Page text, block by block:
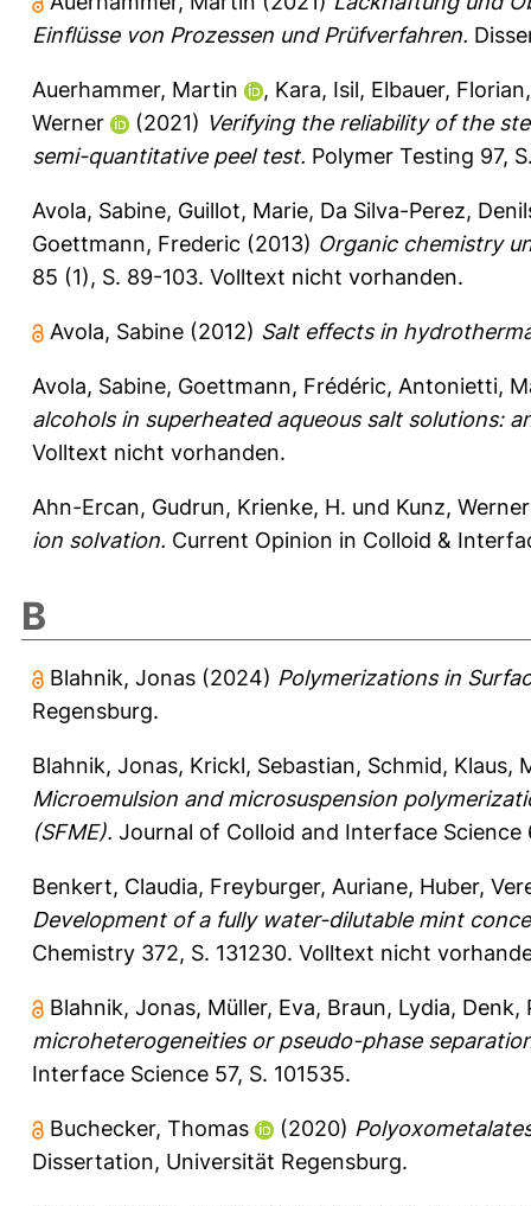
Einflüsse von Prozessen und Prüfverfahren.
Auerhammer, Martin , Kara, Isil, Elbauer, Florian
Werner
(2021) Verifying the reliability of the
semi-quantitative peel test. Polymer Testing 97,
Avola, Sabine, Guillot, Marie, Da Silva-Perez,
Goettmann, Frederic (2013) Organic chemistry
85 (1), S. 89-103. Volltext nicht vorhanden.
Avola, Sabine (2012) Salt effects in
Avola, Sabine, Goettmann, Frédéric, Antonietti,
alcohols in superheated aqueous salt solutions:
Volltext nicht vorhanden.
Ahn-Ercan, Gudrun, Krienke, H. und Kunz, Werner
ion solvation. Current Opinion in Colloid &
B
Blahnik, Jonas (2024) Polymerizations in
Regensburg.
Blahnik, Jonas, Krickl, Sebastian, Schmid, Klaus,
Microemulsion and microsuspension
(SFME). Journal of Colloid and Interface Science
Benkert, Claudia, Freyburger, Auriane, Huber,
Development of a fully water-dilutable mint
Chemistry 372, S. 131230. Volltext nicht
Blahnik, Jonas, Müller, Eva, Braun, Lydia, Denk,
microheterogeneities or pseudo-phase
Interface Science 57, S. 101535.
Buchecker, Thomas (2020)
Dissertation, Universität Regensburg.